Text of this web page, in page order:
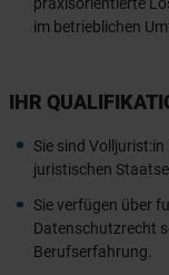
im betrieblichen
IHR
Sie sind
juristischen
Sie verfügen über
Datenschutzrecht
Berufserfahrung.